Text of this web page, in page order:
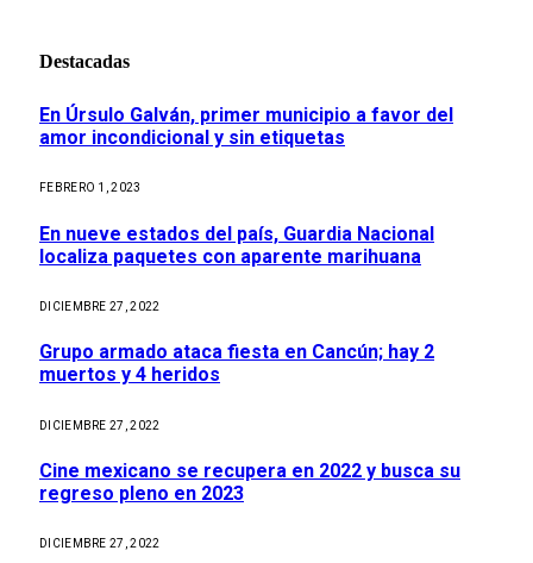
Destacadas
En Úrsulo Galván, primer municipio a favor del
amor incondicional y sin etiquetas
FEBRERO 1, 2023
En nueve estados del país, Guardia Nacional
localiza paquetes con aparente marihuana
DICIEMBRE 27, 2022
Grupo armado ataca fiesta en Cancún; hay 2
muertos y 4 heridos
DICIEMBRE 27, 2022
Cine mexicano se recupera en 2022 y busca su
regreso pleno en 2023
DICIEMBRE 27, 2022